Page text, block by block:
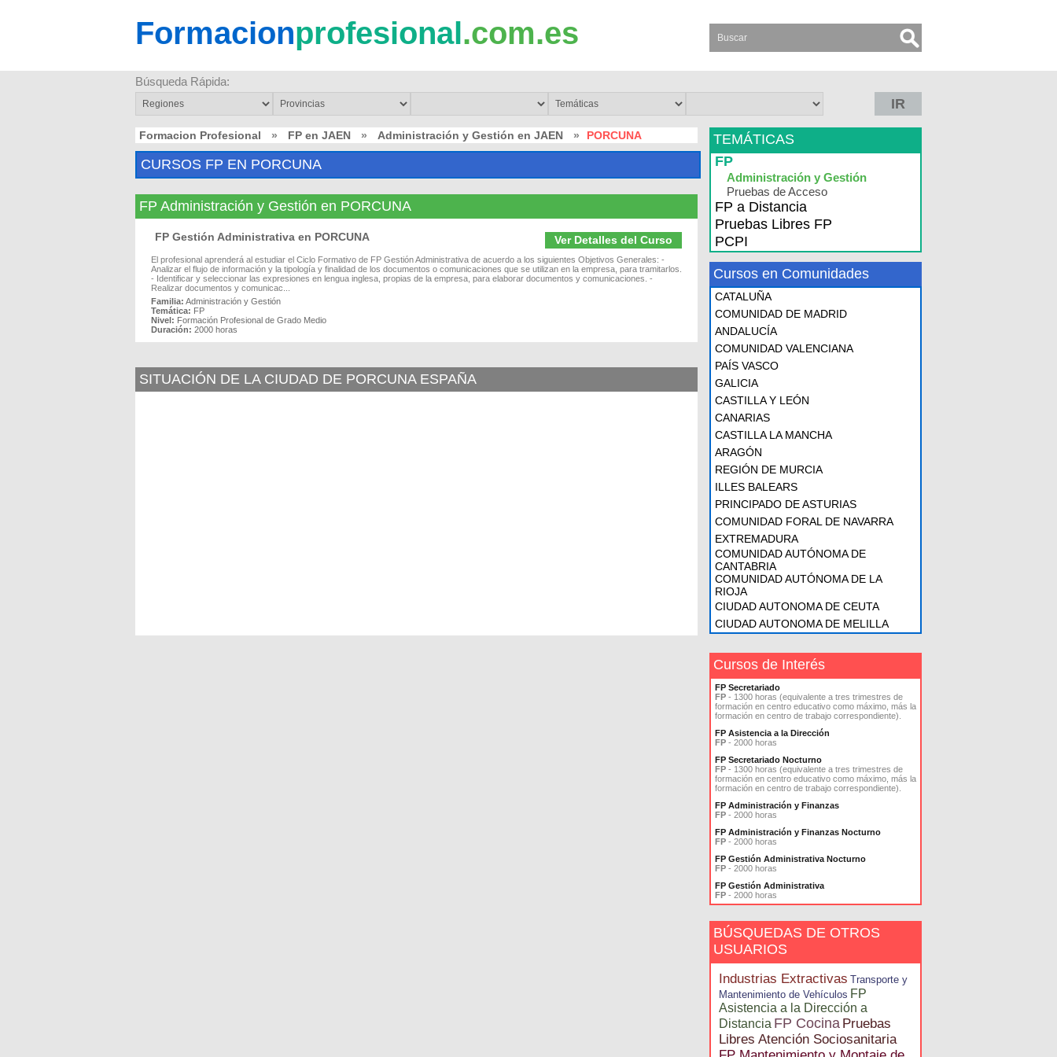
Formacionprofesional.com.es
Búsqueda Rápida:
IR
Formacion Profesional » FP en JAEN » Administración y Gestión en JAEN » PORCUNA
CURSOS FP EN PORCUNA
FP Administración y Gestión en PORCUNA
Ver Detalles del Curso
FP Gestión Administrativa en PORCUNA
El profesional aprenderá al estudiar el Ciclo Formativo de FP Gestión Administrativa de acuerdo a los siguientes Objetivos Generales: -
Analizar el flujo de información y la tipología y finalidad de los documentos o comunicaciones que se utilizan en la empresa, para tramitarlos.
- Identificar y seleccionar las expresiones en lengua inglesa, propias de la empresa, para elaborar documentos y comunicaciones. -
Realizar documentos y comunicac...
Familia: Administración y Gestión
Temática: FP
Nivel: Formación Profesional de Grado Medio
Duración: 2000 horas
SITUACIÓN DE LA CIUDAD DE PORCUNA ESPAÑA
TEMÁTICAS
FP
Administración y Gestión
Pruebas de Acceso
FP a Distancia
Pruebas Libres FP
PCPI
Cursos en Comunidades
CATALUÑA
COMUNIDAD DE MADRID
ANDALUCÍA
COMUNIDAD VALENCIANA
PAÍS VASCO
GALICIA
CASTILLA Y LEÓN
CANARIAS
CASTILLA LA MANCHA
ARAGÓN
REGIÓN DE MURCIA
ILLES BALEARS
PRINCIPADO DE ASTURIAS
COMUNIDAD FORAL DE NAVARRA
EXTREMADURA
COMUNIDAD AUTÓNOMA DE
CANTABRIA
COMUNIDAD AUTÓNOMA DE LA
RIOJA
CIUDAD AUTONOMA DE CEUTA
CIUDAD AUTONOMA DE MELILLA
Cursos de Interés
FP Secretariado
FP - 1300 horas (equivalente a tres trimestres de
formación en centro educativo como máximo, más la
formación en centro de trabajo correspondiente).
FP Asistencia a la Dirección
FP - 2000 horas
FP Secretariado Nocturno
FP - 1300 horas (equivalente a tres trimestres de
formación en centro educativo como máximo, más la
formación en centro de trabajo correspondiente).
FP Administración y Finanzas
FP - 2000 horas
FP Administración y Finanzas Nocturno
FP - 2000 horas
FP Gestión Administrativa Nocturno
FP - 2000 horas
FP Gestión Administrativa
FP - 2000 horas
BÚSQUEDAS DE OTROS
USUARIOS
Industrias Extractivas Transporte y
Mantenimiento de Vehículos FP
Asistencia a la Dirección a
Distancia FP Cocina Pruebas
Libres Atención Sociosanitaria